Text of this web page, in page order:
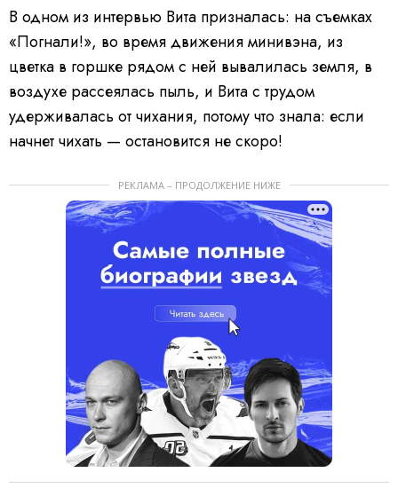
В одном из интервью Вита призналась: на съемках
«Погнали!», во время движения минивэна, из
цветка в горшке рядом с ней вывалилась земля, в
воздухе рассеялась пыль, и Вита с трудом
удерживалась от чихания, потому что знала: если
начнет чихать — остановится не скоро!
РЕКЛАМА – ПРОДОЛЖЕНИЕ НИЖЕ